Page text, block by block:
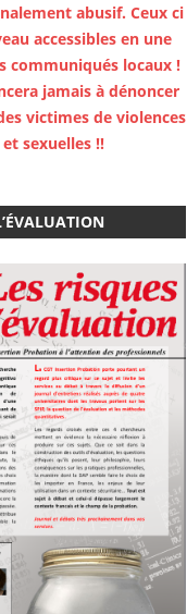
abusif. Ceux ci
accessibles en une
communiqués locaux !
jamais à dénoncer
victimes de violences
sexuelles !!